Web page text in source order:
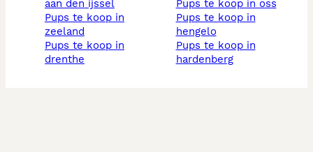
aan den ijssel
pups te koop in
zeeland
pups te koop in
drenthe
pups te koop in oss
pups te koop in
hengelo
pups te koop in
hardenberg